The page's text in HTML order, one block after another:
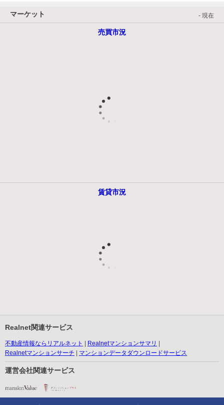
マーケット - 現在
売買市況
賃貸市況
Realnet関連サービス
不動産情報ならリアルネット
Realnetマンションサマリ
Realnetマンションサーチ
マンションデータダウンロードサービス
運営会社関連サービス